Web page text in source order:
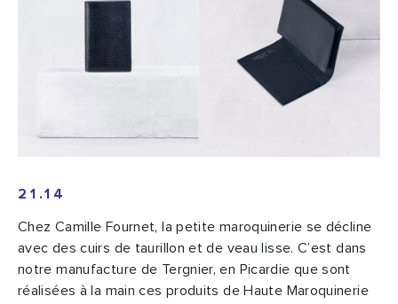
21.14
Chez Camille Fournet, la petite maroquinerie se décline
avec des cuirs de taurillon et de veau lisse. C’est dans
notre manufacture de Tergnier, en Picardie que sont
réalisées à la main ces produits de Haute Maroquinerie